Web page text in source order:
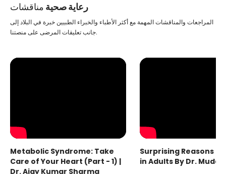
رعاية صحية مناقشات
المراجعات والمناقشات المهمة مع أكثر الأطباء والخبراء الطبيين خبرة في البلاد إلى
جانب تعليقات المرضى على منصتنا.
Metabolic Syndrome: Take
Care of Your Heart (Part - 1) |
Dr. Ajay Kumar Sharma
Surprising Reasons
in Adults By Dr.